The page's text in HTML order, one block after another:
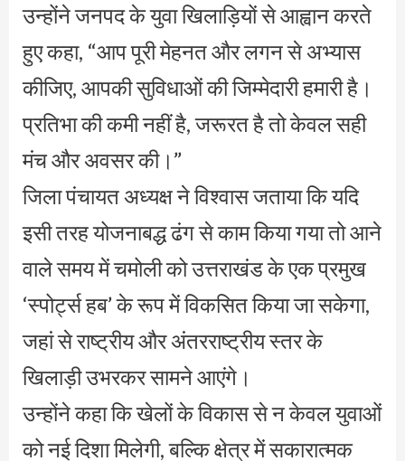
उन्होंने जनपद के युवा खिलाड़ियों से आह्वान करते
हुए कहा, “आप पूरी मेहनत और लगन से अभ्यास
कीजिए, आपकी सुविधाओं की जिम्मेदारी हमारी है।
प्रतिभा की कमी नहीं है, जरूरत है तो केवल सही
मंच और अवसर की।”
जिला पंचायत अध्यक्ष ने विश्वास जताया कि यदि
इसी तरह योजनाबद्ध ढंग से काम किया गया तो आने
वाले समय में चमोली को उत्तराखंड के एक प्रमुख
‘स्पोर्ट्स हब’ के रूप में विकसित किया जा सकेगा,
जहां से राष्ट्रीय और अंतरराष्ट्रीय स्तर के
खिलाड़ी उभरकर सामने आएंगे।
उन्होंने कहा कि खेलों के विकास से न केवल युवाओं
को नई दिशा मिलेगी, बल्कि क्षेत्र में सकारात्मक